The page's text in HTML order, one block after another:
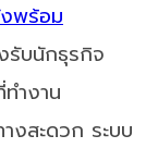
พร้อม
รับนักธุรกิจ
ำงาน
งสะดวก ระบบ